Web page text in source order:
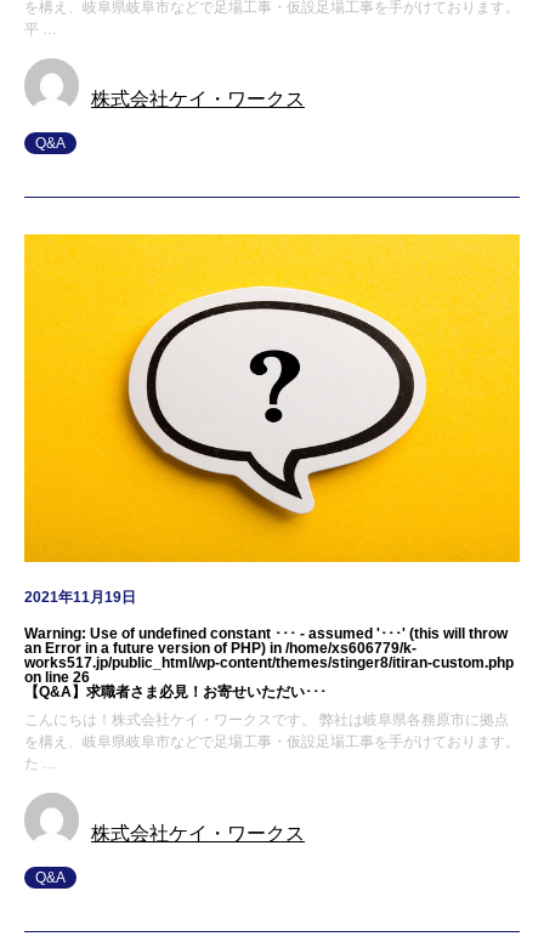
を構え、岐阜県岐阜市などで足場工事・仮設足場工事を手がけております。
平 …
株式会社ケイ・ワークス
Q&A
2021年11月19日
Warning: Use of undefined constant ･･･ - assumed '･･･' (this will throw
an Error in a future version of PHP) in /home/xs606779/k-
works517.jp/public_html/wp-content/themes/stinger8/itiran-custom.php
on line 26
【Q&A】求職者さま必見！お寄せいただい･･･
こんにちは！株式会社ケイ・ワークスです。 弊社は岐阜県各務原市に拠点
を構え、岐阜県岐阜市などで足場工事・仮設足場工事を手がけております。
た …
株式会社ケイ・ワークス
Q&A